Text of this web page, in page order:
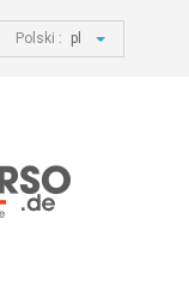
Polski : pl